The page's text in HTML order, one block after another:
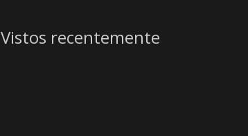
Vistos recentemente